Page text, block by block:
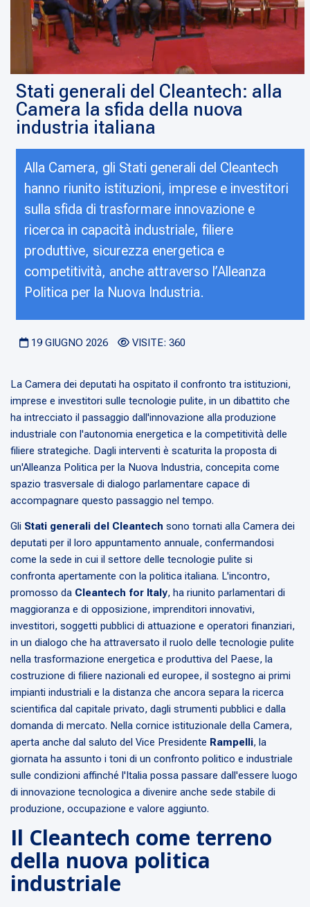
Stati generali del Cleantech: alla
Camera la sfida della nuova
industria italiana
Alla Camera, gli Stati generali del Cleantech
hanno riunito istituzioni, imprese e investitori
sulla sfida di trasformare innovazione e
ricerca in capacità industriale, filiere
produttive, sicurezza energetica e
competitività, anche attraverso l’Alleanza
Politica per la Nuova Industria.
19 GIUGNO 2026 VISITE: 360
La Camera dei deputati ha ospitato il confronto tra istituzioni,
imprese e investitori sulle tecnologie pulite, in un dibattito che
ha intrecciato il passaggio dall'innovazione alla produzione
industriale con l'autonomia energetica e la competitività delle
filiere strategiche. Dagli interventi è scaturita la proposta di
un'Alleanza Politica per la Nuova Industria, concepita come
spazio trasversale di dialogo parlamentare capace di
accompagnare questo passaggio nel tempo.
Gli Stati generali del Cleantech sono tornati alla Camera dei
deputati per il loro appuntamento annuale, confermandosi
come la sede in cui il settore delle tecnologie pulite si
confronta apertamente con la politica italiana. L'incontro,
promosso da Cleantech for Italy, ha riunito parlamentari di
maggioranza e di opposizione, imprenditori innovativi,
investitori, soggetti pubblici di attuazione e operatori finanziari,
in un dialogo che ha attraversato il ruolo delle tecnologie pulite
nella trasformazione energetica e produttiva del Paese, la
costruzione di filiere nazionali ed europee, il sostegno ai primi
impianti industriali e la distanza che ancora separa la ricerca
scientifica dal capitale privato, dagli strumenti pubblici e dalla
domanda di mercato. Nella cornice istituzionale della Camera,
aperta anche dal saluto del Vice Presidente Rampelli, la
giornata ha assunto i toni di un confronto politico e industriale
sulle condizioni affinché l'Italia possa passare dall'essere luogo
di innovazione tecnologica a divenire anche sede stabile di
produzione, occupazione e valore aggiunto.
Il Cleantech come terreno
della nuova politica
industriale